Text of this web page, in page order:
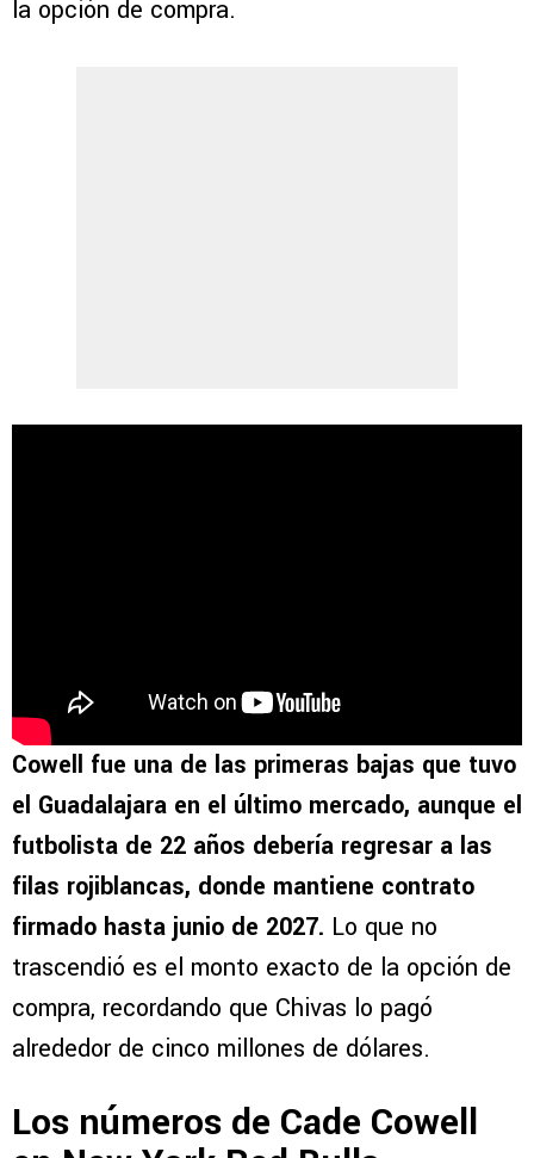
la opción de compra.
Cowell fue una de las primeras bajas que tuvo
el Guadalajara en el último mercado, aunque el
futbolista de 22 años debería regresar a las
filas rojiblancas, donde mantiene contrato
firmado hasta junio de 2027. Lo que no
trascendió es el monto exacto de la opción de
compra, recordando que Chivas lo pagó
alrededor de cinco millones de dólares.
Los números de Cade Cowell